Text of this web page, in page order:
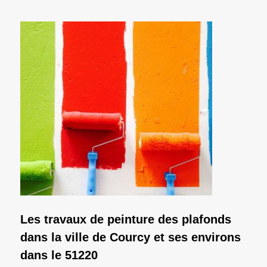
Les travaux de peinture des plafonds
dans la ville de Courcy et ses environs
dans le 51220